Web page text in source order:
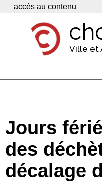
Panneau de gestion des cookies
accès au contenu
Ville et
Economie
Services
Contacts
Jours
des
décalage